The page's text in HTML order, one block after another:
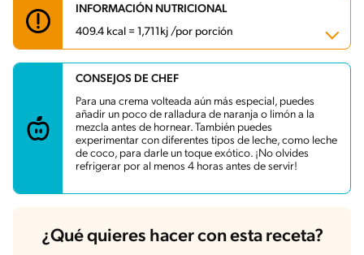
INFORMACIÓN NUTRICIONAL
409.4 kcal = 1,711kj /por porción
Carbohidratos 60.9 g
Energía 409.4 kcal
Grasas 13.2 g
Proteína 12 g
Grasas saturadas 6.4 g
Sodio 173.1 mg
Azúcares 60 g
CONSEJOS DE CHEF
Para una crema volteada aún más especial, puedes
añadir un poco de ralladura de naranja o limón a la
mezcla antes de hornear. También puedes
experimentar con diferentes tipos de leche, como leche
de coco, para darle un toque exótico. ¡No olvides
refrigerar por al menos 4 horas antes de servir!
¿Qué quieres hacer con esta receta?